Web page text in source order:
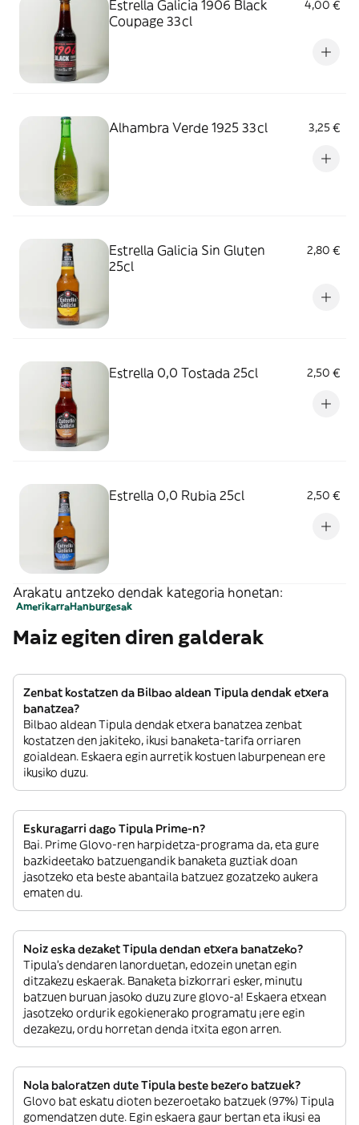
Estrella Galicia 1906 Black
Coupage 33cl
4,00 €
Alhambra Verde 1925 33cl 3,25 €
Estrella Galicia Sin Gluten
25cl
2,80 €
Estrella 0,0 Tostada 25cl 2,50 €
Estrella 0,0 Rubia 25cl 2,50 €
Arakatu antzeko dendak kategoria honetan:
AmerikarraHanburgesak
Maiz egiten diren galderak
Zenbat kostatzen da Bilbao aldean Tipula dendak etxera
banatzea?
Bilbao aldean Tipula dendak etxera banatzea zenbat
kostatzen den jakiteko, ikusi banaketa-tarifa orriaren
goialdean. Eskaera egin aurretik kostuen laburpenean ere
ikusiko duzu.
Eskuragarri dago Tipula Prime-n?
Bai. Prime Glovo-ren harpidetza-programa da, eta gure
bazkideetako batzuengandik banaketa guztiak doan
jasotzeko eta beste abantaila batzuez gozatzeko aukera
ematen du.
Noiz eska dezaket Tipula dendan etxera banatzeko?
Tipula’s dendaren lanorduetan, edozein unetan egin
ditzakezu eskaerak. Banaketa bizkorrari esker, minutu
batzuen buruan jasoko duzu zure glovo-a! Eskaera etxean
jasotzeko ordurik egokienerako programatu ¡ere egin
dezakezu, ordu horretan denda itxita egon arren.
Nola baloratzen dute Tipula beste bezero batzuek?
Glovo bat eskatu dioten bezeroetako batzuek (97%) Tipula
gomendatzen dute. Egin eskaera gaur bertan eta ikusi ea